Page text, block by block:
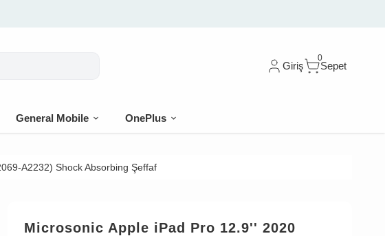
Giriş
0
Sepet
General Mobile OnePlus
A2232) Shock Absorbing Şeffaf
Microsonic Apple iPad Pro 12.9'' 2020